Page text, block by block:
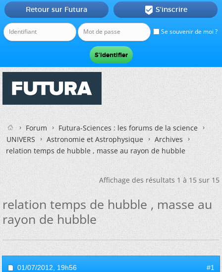
Se souvenir de moi ?
Retour sur Futura  S'inscrire
Forum
Futura-Sciences : les forums de la science
UNIVERS
Astronomie et Astrophysique
Archives
relation temps de hubble , masse au rayon de hubble
Affichage des résultats 1 à 15 sur 15
relation temps de hubble , masse au
rayon de hubble
01/07/2012, 19h56 #1